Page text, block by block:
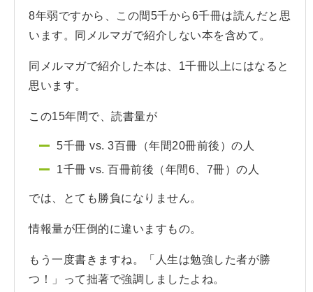
8年弱ですから、この間5千から6千冊は読んだと思
います。同メルマガで紹介しない本を含めて。
同メルマガで紹介した本は、1千冊以上にはなると
思います。
この15年間で、読書量が
5千冊 vs. 3百冊（年間20冊前後）の人
1千冊 vs. 百冊前後（年間6、7冊）の人
では、とても勝負になりません。
情報量が圧倒的に違いますもの。
もう一度書きますね。「人生は勉強した者が勝
つ！」って拙著で強調しましたよね。